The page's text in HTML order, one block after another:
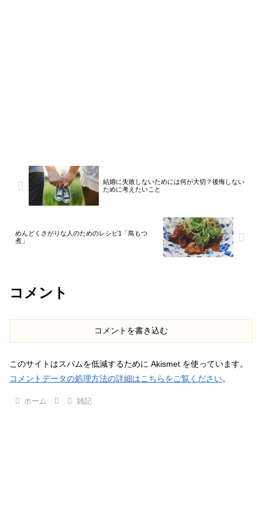
結婚に失敗しないためには何が大切？後悔しない
ために考えたいこと
めんどくさがりな人のためのレシピ1「鳥もつ
煮」
コメント
コメントを書き込む
このサイトはスパムを低減するために Akismet を使っています。
コメントデータの処理方法の詳細はこちらをご覧ください。
ホーム 雑記